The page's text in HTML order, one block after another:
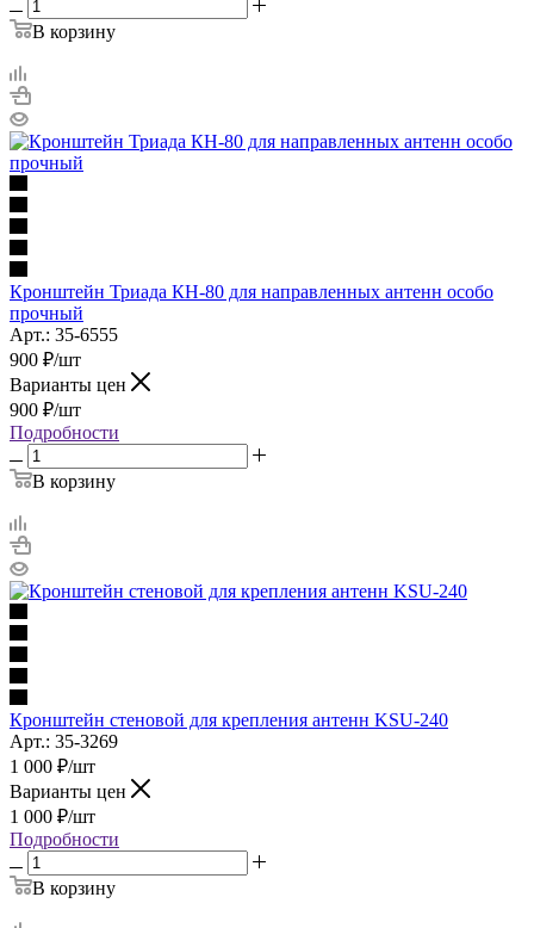
В корзину
Кронштейн Триада КН-80 для направленных антенн особо
прочный
Арт.: 35-6555
900 ₽/шт
Варианты цен
900 ₽/шт
Подробности
В корзину
Кронштейн стеновой для крепления антенн KSU-240
Арт.: 35-3269
1 000 ₽/шт
Варианты цен
1 000 ₽/шт
Подробности
В корзину